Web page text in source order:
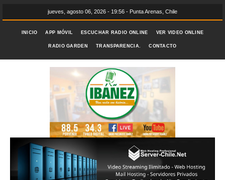
jueves, agosto 06, 2026 - 19:56 - Punta Arenas, Chile
INICIO APP MÓVIL ESCUCHAR RADIO ONLINE VER VIDEO ONLINE
RADIO GARDEN TRANSPARENCIA. CONTACTO